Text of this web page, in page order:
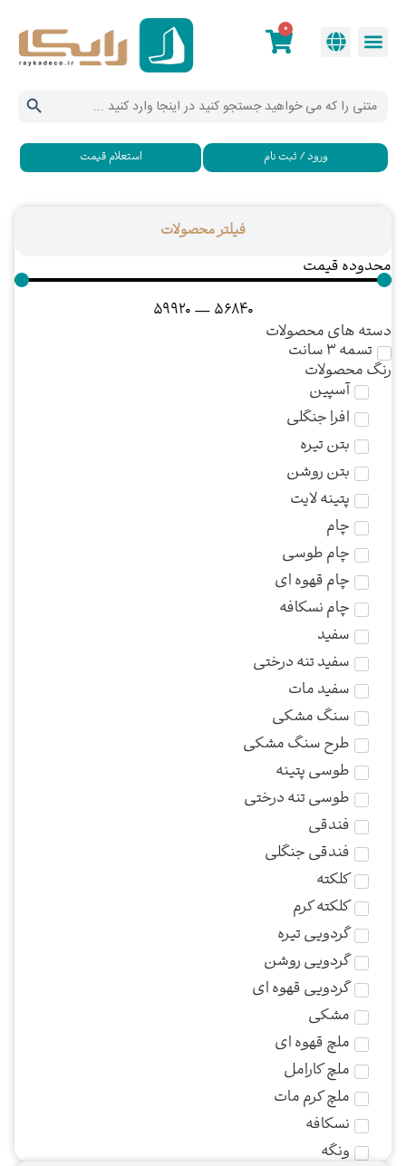
0
جستجو
برای:
ورود / ثبت نام استعلام قیمت
فیلتر محصولات
محدوده قیمت
56840
—
59920
دسته های محصولات
تسمه ۳ سانت
رنگ محصولات
آسپین
افرا جنگلی
بتن تیره
بتن روشن
پتینه لایت
چام
چام طوسی
چام قهوه ای
چام نسکافه
سفید
سفید تنه درختی
سفید مات
سنگ مشکی
طرح سنگ مشکی
طوسی پتینه
طوسی تنه درختی
فندقی
فندقی جنگلی
کلکته
کلکته کرم
گردویی تیره
گردویی روشن
گردویی قهوه ای
مشکی
ملچ قهوه ای
ملچ کارامل
ملچ کرم مات
نسکافه
ونگه